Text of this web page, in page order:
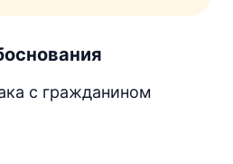
с гражданином